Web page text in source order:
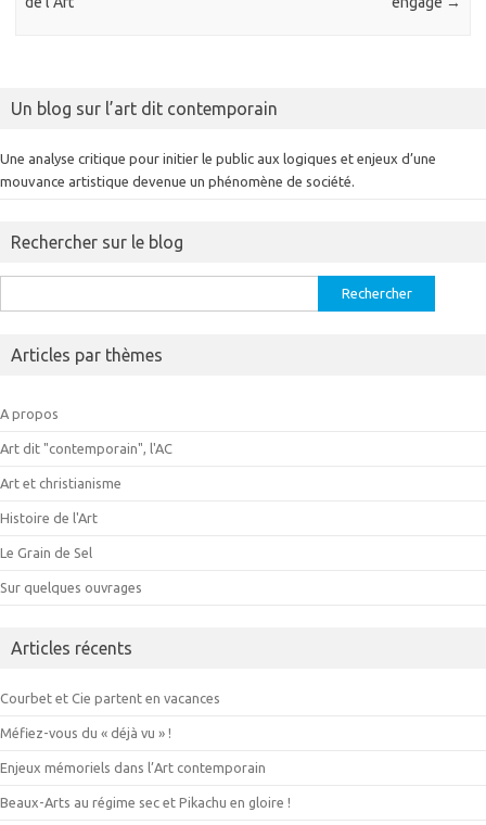
Un blog sur l’art dit contemporain
Une analyse critique pour initier le public aux logiques et enjeux d’une
mouvance artistique devenue un phénomène de société.
Rechercher sur le blog
Articles par thèmes
A propos
Art dit "contemporain", l'AC
Art et christianisme
Histoire de l'Art
Le Grain de Sel
Sur quelques ouvrages
Articles récents
Courbet et Cie partent en vacances
Méfiez-vous du « déjà vu » !
Enjeux mémoriels dans l’Art contemporain
Beaux-Arts au régime sec et Pikachu en gloire !